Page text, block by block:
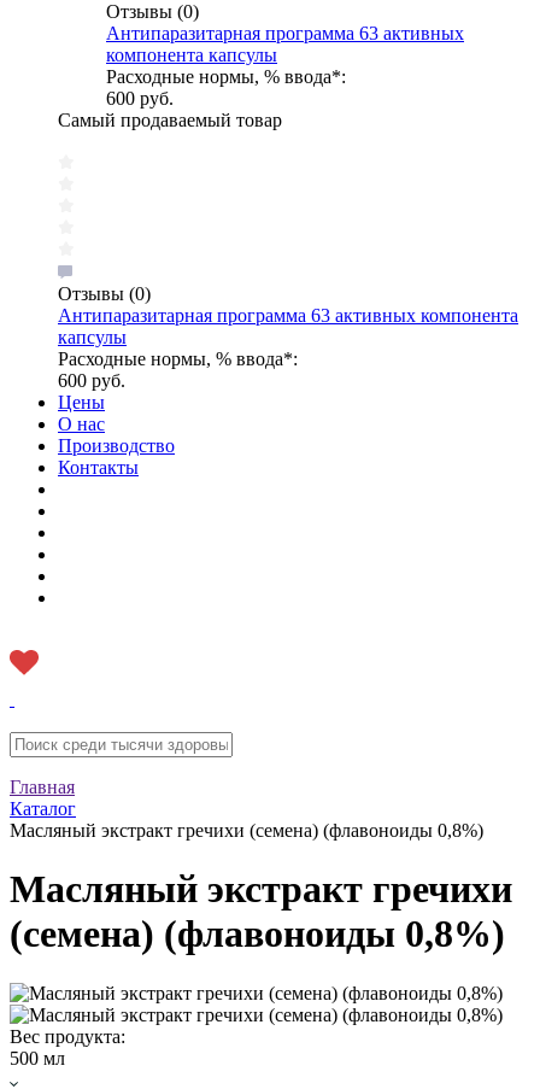
Отзывы (0)
Антипаразитарная программа 63 активных
компонента капсулы
Расходные нормы, % ввода*:
600 руб.
Самый продаваемый товар
Отзывы (0)
Антипаразитарная программа 63 активных компонента
капсулы
Расходные нормы, % ввода*:
600 руб.
Цены
О нас
Производство
Контакты
Главная
Каталог
Масляный экстракт гречихи (семена) (флавоноиды 0,8%)
Масляный экстракт гречихи
(семена) (флавоноиды 0,8%)
Вес продукта:
500 мл